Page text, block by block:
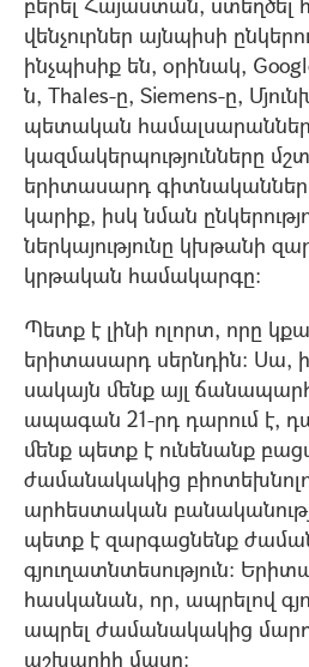
վենչուրներ այնպիսի
ինչպիսիք են, օրինակ,
ն, Thales-ը, Siemens-ը,
պետական
կազմակերպությունները
երիտասարդ
կարիք, իսկ նման
ներկայությունը կխթանի
կրթական համակարգը:
Պետք է լինի ոլորտ, որը
երիտասարդ սերնդին: Սա,
սակայն մենք այլ
ապագան 21-րդ դարում է,
մենք պետք է ունենանք
ժամանակակից
արհեստական
պետք է զարգացնենք
գյուղատնտեսություն:
հասկանան, որ, ապրելով
ապրել ժամանակակից
աշխարհի մասը: